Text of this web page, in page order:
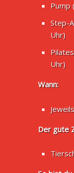
Pump
Step-
Uhr)
Uhr)
Wann:
Der gute